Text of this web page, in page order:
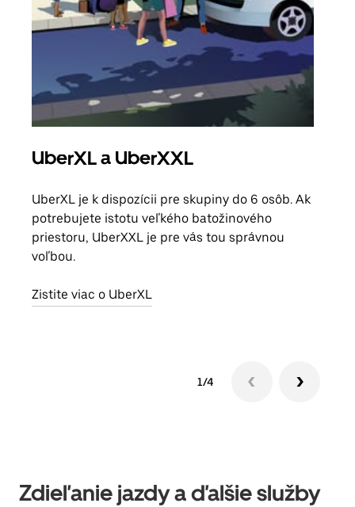
UberXL a UberXXL
UberXL je k dispozícii pre skupiny do 6 osôb. Ak
potrebujete istotu veľkého batožinového
priestoru, UberXXL je pre vás tou správnou
voľbou.
Zistite viac o UberXL
1/4
Zdieľanie jazdy a ďalšie služby